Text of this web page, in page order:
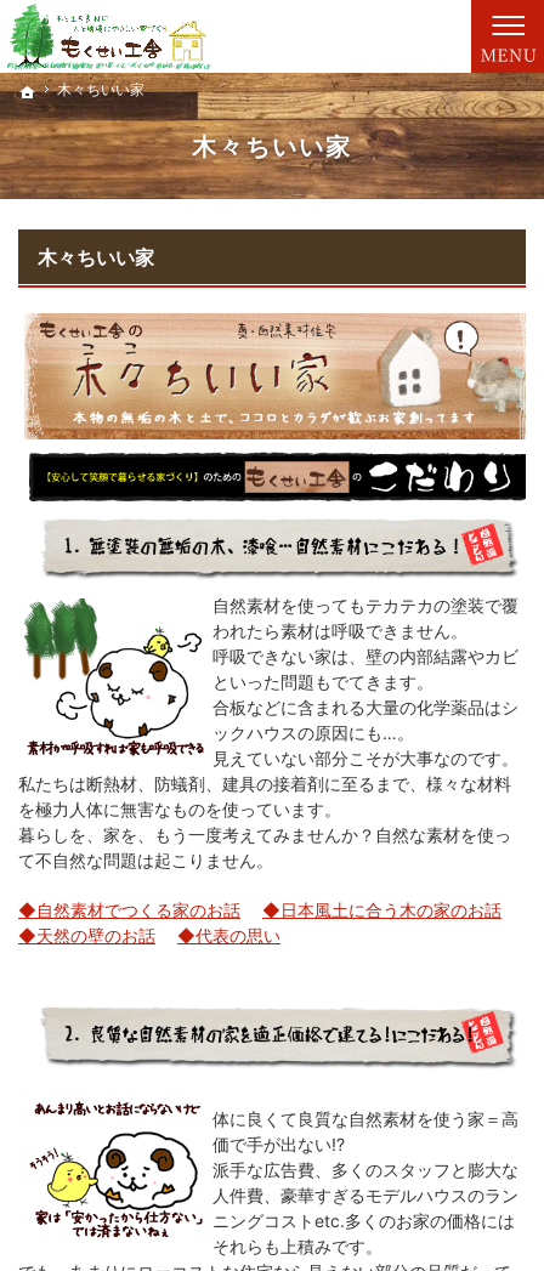
ホーム
木々ちいい家
木々ちいい家
親切丁寧な仕事が評判です。新築一戸建て・工務店（大分）ならもくせい工舎にお任せ。
新築一戸建て・工務店（大分）なら、もくせい工舎で家づくり。
木々ちいい家
自然素材を使ってもテカテカの塗装で覆
われたら素材は呼吸できません。
呼吸できない家は、壁の内部結露やカビ
といった問題もでてきます。
合板などに含まれる大量の化学薬品はシ
ックハウスの原因にも…。
見えていない部分こそが大事なのです。
私たちは断熱材、防蟻剤、建具の接着剤に至るまで、様々な材料
を極力人体に無害なものを使っています。
暮らしを、家を、もう一度考えてみませんか？自然な素材を使っ
て不自然な問題は起こりません。
◆自然素材でつくる家のお話
◆日本風土に合う木の家のお話
◆天然の壁のお話
◆代表の思い
体に良くて良質な自然素材を使う家＝高
価で手が出ない!?
派手な広告費、多くのスタッフと膨大な
人件費、豪華すぎるモデルハウスのラン
ニングコストetc.多くのお家の価格には
それらも上積みです。
ホーム
木々ちいい家